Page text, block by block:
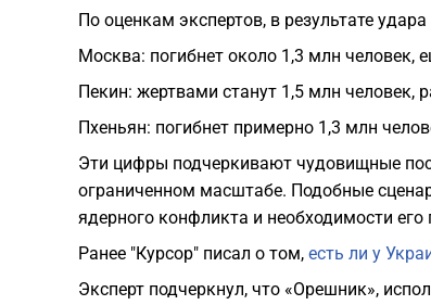
По оценкам экспертов, в результате
Москва: погибнет около 1,3 млн человек,
Пекин: жертвами станут 1,5 млн человек,
Пхеньян: погибнет примерно 1,3 млн
Эти цифры подчеркивают чудовищные
ограниченном масштабе. Подобные
ядерного конфликта и необходимости
Ранее "Курсор" писал о том, есть ли у
Эксперт подчеркнул, что «Орешник»,